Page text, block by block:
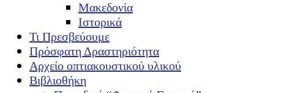
Μακεδονία
Ιστορικά
Τι Πρεσβεύουμε
Πρόσφατη Δραστηριότητα
Αρχείο οπτιακουστικού υλικού
Βιβλιοθήκη